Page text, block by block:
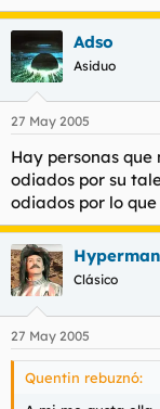
Adso
Asiduo
27 May 2005
Hay personas
odiados por su
odiados por lo
Hyperman
Clásico
27 May 2005
Quentin rebuznó: